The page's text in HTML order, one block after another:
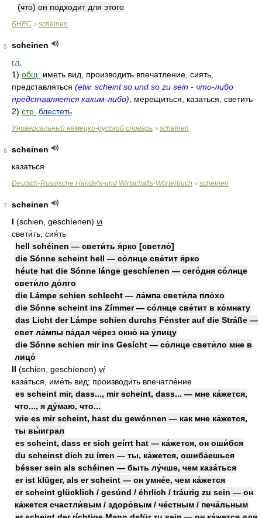
(что) он подходит для этого
БНРС > scheinen
5
scheinen
гл.
1) общ.
иметь вид, производить впечатление, сиять,
представляться (etw. scheint so und so zu sein - что-либо
представляется каким-либо) , мерещиться, казаться, светить
2) стр. блестеть
Универсальный немецко-русский словарь > scheinen
6
scheinen
казаться
Deutsch-Russische Handels-und Wirtschafts-Wörterbuch > scheinen
7
scheinen
I (schien, geschíenen) vi
свети́ть, сия́ть
hell schéinen — свети́ть я́рко [светло́]
die Sónne scheint hell — со́лнце све́тит я́рко
héute hat die Sónne lánge geschíenen — сего́дня со́лнце
свети́ло до́лго
die Lámpe schien schlecht — ла́мпа свети́ла пло́хо
die Sónne scheint ins Zímmer — со́лнце све́тит в ко́мнату
das Licht der Lámpe schien durchs Fénster auf die Stráße —
свет ла́мпы па́дал че́рез окно́ на у́лицу
die Sónne schien mir ins Gesícht — со́лнце свети́ло мне в
лицо́
II (schien, geschíenen) vi
каза́ться, име́ть вид; производи́ть впечатле́ние
es scheint mir, dass..., mir scheint, dass... — мне ка́жется,
что..., я ду́маю, что...
wie es mir scheint, hast du gewónnen — как мне ка́жется,
ты вы́играл
es scheint, dass er sich geírrt hat — ка́жется, он оши́бся
du scheinst dich zu írren — ты, ка́жется, ошиба́ешься
bésser sein als schéinen — быть лу́чше, чем каза́ться
er ist klüger, als er scheint — он умне́е, чем ка́жется
er scheint glücklich / gesúnd / éhrlich / tráurig zu sein — он
ка́жется счастли́вым / здоро́вым / че́стным / печа́льным